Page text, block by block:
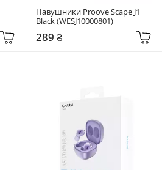
Навушники Proove Scape J1
Black (WESJ10000801)
289 ₴